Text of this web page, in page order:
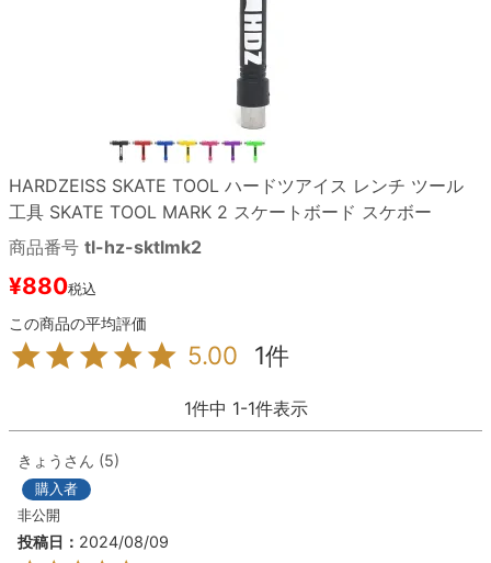
HARDZEISS SKATE TOOL ハードツアイス レンチ ツール
工具 SKATE TOOL MARK 2 スケートボード スケボー
商品番号 tl-hz-sktlmk2
¥880税込
5.00 1
1件中 1-1件表示
きょう 5
購入者
非公開
投稿日 2024/08/09
8.6inch
8.7inch
8.8inch
8.9inch
9.0inch以上
シェイプデッキ
高性能デッキ
8.7inch
8.8inch
8.9inch
9.0inch以上
70mm
72mm
75mm
110mm
練習用アイテム（初心者におすすめ）
メディア（雑誌・DVD・CD）
28.5cm
29cm
29.5cm
30cm
アンダーウエア
サイズの測り方